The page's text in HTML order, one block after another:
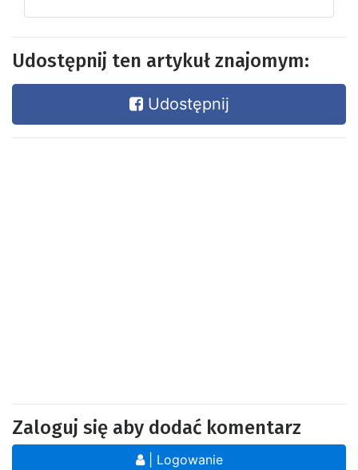
Udostępnij ten artykuł znajomym:
Udostępnij
Zaloguj się aby dodać komentarz
| Logowanie